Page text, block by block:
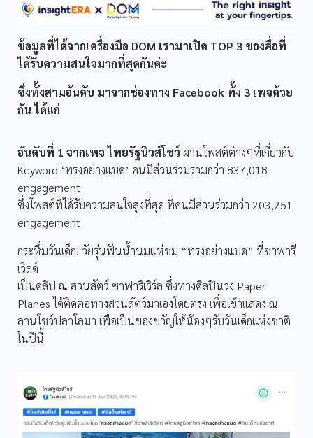
ข้อมูลที่ได้จากเครื่องมือ DOM เรามาเปิด TOP 3 ของสื่อที่
ได้รับความสนใจมากที่สุดกันค่ะ
ซึ่งทั้งสามอันดับ มาจากช่องทาง Facebook ทั้ง 3 เพจด้วย
กัน ได้แก่
อันดับที่ 1 จากเพจ ไทยรัฐนิวส์โชว์ ผ่านโพสต์ต่างๆที่เกี่ยวกับ
Keyword ‘ทรงอย่างแบด’ คนมีส่วนร่วมรวมกว่า 837,018
engagement
ซึ่งโพสต์ที่ได้รับความสนใจสูงที่สุด ที่คนมีส่วนร่วมกว่า 203,251
engagement
กระหึ่มวันเด็ก! วัยรุ่นฟันน้ำนมแห่ชม “ทรงอย่างแบด” ที่ซาฟารี
เวิลด์
เป็นคลิป ณ สวนสัตว์ ซาฟารีเวิร์ล ซึ่งทางศิลปินวง Paper
Planes ได้ติดต่อทางสวนสัตว์มาเองโดยตรง เพื่อเข้าแสดง ณ
ลานโชว์ปลาโลมา เพื่อเป็นของขวัญให้น้องๆรับวันเด็กแห่งชาติ
ในปีนี้